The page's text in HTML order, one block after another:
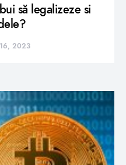
să legalizeze si
2023